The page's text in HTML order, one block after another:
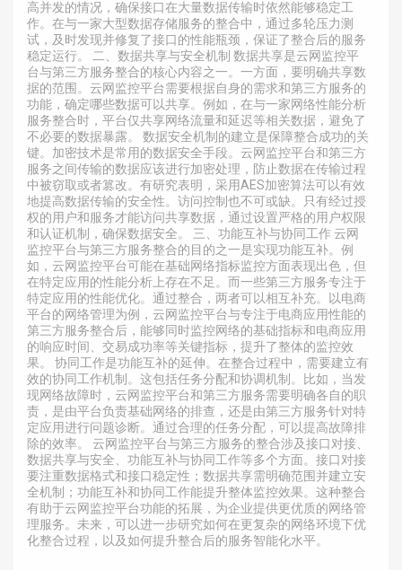
高并发的情况，确保接口在大量数据传输时依然能够稳定工
作。在与一家大型数据存储服务的整合中，通过多轮压力测
试，及时发现并修复了接口的性能瓶颈，保证了整合后的服务
稳定运行。 二、数据共享与安全机制 数据共享是云网监控平
台与第三方服务整合的核心内容之一。一方面，要明确共享数
据的范围。云网监控平台需要根据自身的需求和第三方服务的
功能，确定哪些数据可以共享。例如，在与一家网络性能分析
服务整合时，平台仅共享网络流量和延迟等相关数据，避免了
不必要的数据暴露。 数据安全机制的建立是保障整合成功的关
键。加密技术是常用的数据安全手段。云网监控平台和第三方
服务之间传输的数据应该进行加密处理，防止数据在传输过程
中被窃取或者篡改。有研究表明，采用AES加密算法可以有效
地提高数据传输的安全性。访问控制也不可或缺。只有经过授
权的用户和服务才能访问共享数据，通过设置严格的用户权限
和认证机制，确保数据安全。 三、功能互补与协同工作 云网
监控平台与第三方服务整合的目的之一是实现功能互补。例
如，云网监控平台可能在基础网络指标监控方面表现出色，但
在特定应用的性能分析上存在不足。而一些第三方服务专注于
特定应用的性能优化。通过整合，两者可以相互补充。以电商
平台的网络管理为例，云网监控平台与专注于电商应用性能的
第三方服务整合后，能够同时监控网络的基础指标和电商应用
的响应时间、交易成功率等关键指标，提升了整体的监控效
果。 协同工作是功能互补的延伸。在整合过程中，需要建立有
效的协同工作机制。这包括任务分配和协调机制。比如，当发
现网络故障时，云网监控平台和第三方服务需要明确各自的职
责，是由平台负责基础网络的排查，还是由第三方服务针对特
定应用进行问题诊断。通过合理的任务分配，可以提高故障排
除的效率。 云网监控平台与第三方服务的整合涉及接口对接、
数据共享与安全、功能互补与协同工作等多个方面。接口对接
要注重数据格式和接口稳定性；数据共享需明确范围并建立安
全机制；功能互补和协同工作能提升整体监控效果。这种整合
有助于云网监控平台功能的拓展，为企业提供更优质的网络管
理服务。未来，可以进一步研究如何在更复杂的网络环境下优
化整合过程，以及如何提升整合后的服务智能化水平。